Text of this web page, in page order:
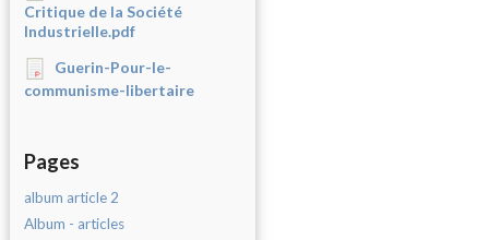
Critique de la Société
Industrielle.pdf
Guerin-Pour-le-
communisme-libertaire
Pages
album article 2
Album - articles